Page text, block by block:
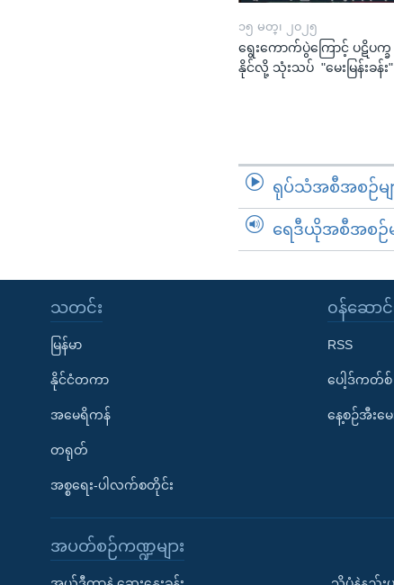
၁၅ မတ္၊ ၂၀၂၅
ရွေးကောက်ပွဲကြောင့် ပဋိပက္
နိုင်လို့ သုံးသပ် "မေးမြန်းခန်း"
ရုပ်သံအစီအစဉ်မျ
ရေဒီယိုအစီအစဉ်မ
သတင်း
မြန်မာ
နိုင်ငံတကာ
အမေရိကန်
တရုတ်
အစ္စရေး-ပါလက်စတိုင်း
၀န်ဆောင်
RSS
ပေါ့ဒ်ကတ်စ်
နေ့စဉ်အီး
အပတ်စဉ်ကဏ္ဍများ